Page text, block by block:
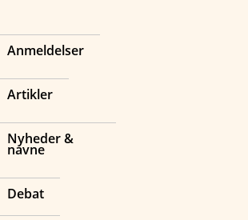
Anmeldelser
Artikler
Nyheder &
navne
Debat